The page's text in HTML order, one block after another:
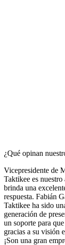
¿Qué opinan
Vicepresidente de
Taktikee es
brinda una
respuesta. Fabián
Taktikee ha sido
generación de
un soporte para
gracias a su visión
¡Son una gran